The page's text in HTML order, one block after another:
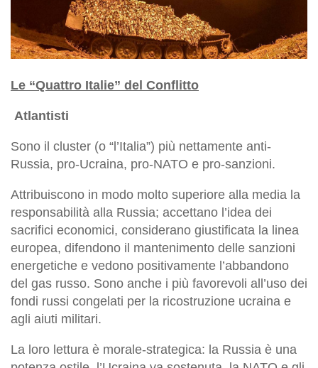
Le “Quattro Italie” del Conflitto
Atlantisti
Sono il cluster (o “l’Italia”) più nettamente anti-
Russia, pro-Ucraina, pro-NATO e pro-sanzioni.
Attribuiscono in modo molto superiore alla media la
responsabilità alla Russia; accettano l’idea dei
sacrifici economici, considerano giustificata la linea
europea, difendono il mantenimento delle sanzioni
energetiche e vedono positivamente l’abbandono
del gas russo. Sono anche i più favorevoli all’uso dei
fondi russi congelati per la ricostruzione ucraina e
agli aiuti militari.
La loro lettura è morale-strategica: la Russia è una